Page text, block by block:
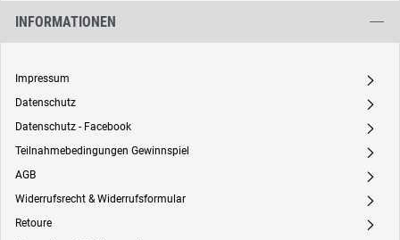
INFORMATIONEN
Impressum A
Datenschutz A
Datenschutz - Facebook A
Teilnahmebedingungen Gewinnspiel A
AGB A
Widerrufsrecht & Widerrufsformular A
Retoure A